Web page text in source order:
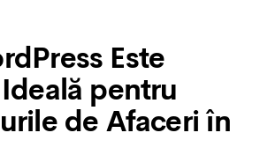
Este
pentru
de Afaceri în